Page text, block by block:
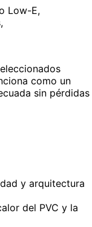
Low-E,
como un
sin pérdidas
y arquitectura
del PVC y la